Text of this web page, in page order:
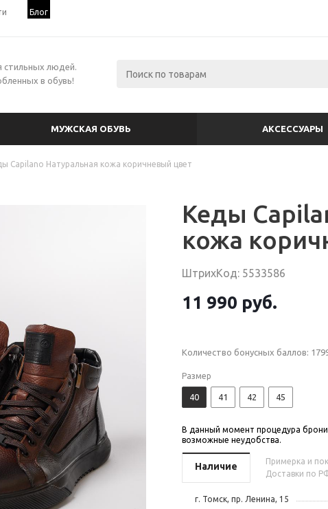
Блог
стильных людей.
в обувь!
МУЖСКАЯ ОБУВЬ АКСЕССУАРЫ
Capilano Натуральная кожа коричневый цвет
Кеды
кожа
ШтрихКод: 5533586
11 990 руб.
Количество бонусных баллов:
Размер
40 41 42 45
В данный момент процедура
возможные неудобства.
Наличие
Примерка и
Доставки по
г. Томск, пр. Ленина, 15